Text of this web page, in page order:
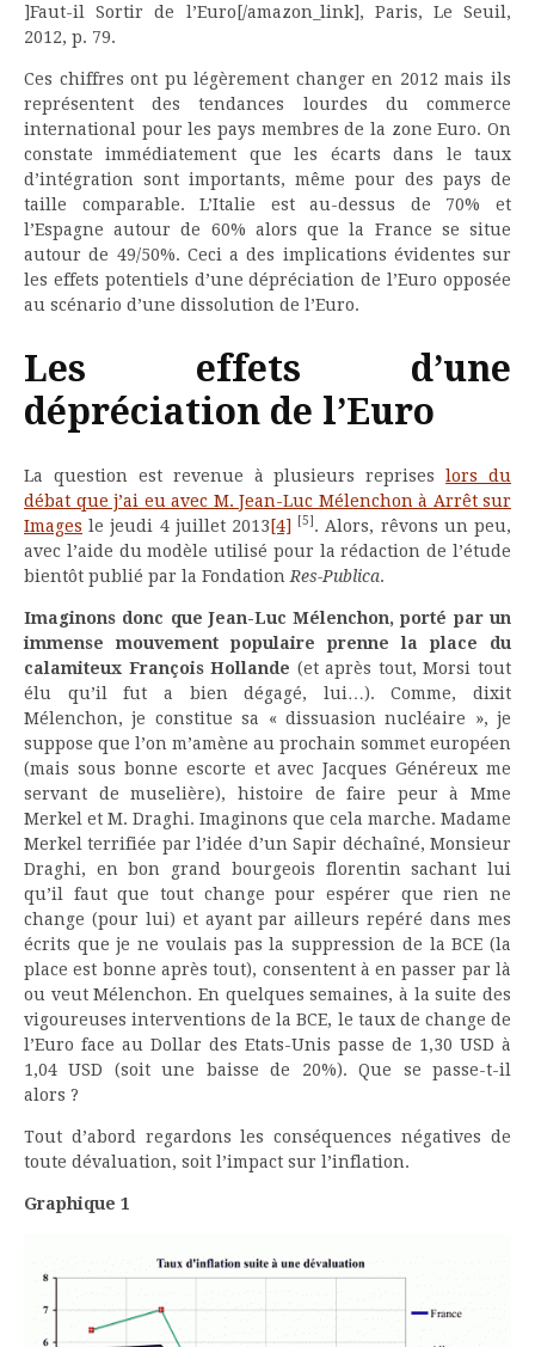
]Faut-il Sortir de l’Euro[/amazon_link], Paris, Le Seuil,
2012, p. 79.
Ces chiffres ont pu légèrement changer en 2012 mais ils
représentent des tendances lourdes du commerce
international pour les pays membres de la zone Euro. On
constate immédiatement que les écarts dans le taux
d’intégration sont importants, même pour des pays de
taille comparable. L’Italie est au-dessus de 70% et
l’Espagne autour de 60% alors que la France se situe
autour de 49/50%. Ceci a des implications évidentes sur
les effets potentiels d’une dépréciation de l’Euro opposée
au scénario d’une dissolution de l’Euro.
Les effets d’une
dépréciation de l’Euro
La question est revenue à plusieurs repriseslors du
débat que j’ai eu avec M. Jean-Luc Mélenchon à Arrêt sur
Images le jeudi 4 juillet 2013 [4] [5] . Alors, rêvons un peu,
avec l’aide du modèle utilisé pour la rédaction de l’étude
bientôt publié par la Fondation Res-Publica.
Imaginons donc que Jean-Luc Mélenchon, porté par un
immense mouvement populaire prenne la place du
calamiteux François Hollande (et après tout, Morsi tout
élu qu’il fut a bien dégagé, lui…). Comme, dixit
Mélenchon, je constitue sa « dissuasion nucléaire », je
suppose que l’on m’amène au prochain sommet européen
(mais sous bonne escorte et avec Jacques Généreux me
servant de muselière), histoire de faire peur à Mme
Merkel et M. Draghi. Imaginons que cela marche. Madame
Merkel terrifiée par l’idée d’un Sapir déchaîné, Monsieur
Draghi, en bon grand bourgeois florentin sachant lui
qu’il faut que tout change pour espérer que rien ne
change (pour lui) et ayant par ailleurs repéré dans mes
écrits que je ne voulais pas la suppression de la BCE (la
place est bonne après tout), consentent à en passer par là
ou veut Mélenchon. En quelques semaines, à la suite des
vigoureuses interventions de la BCE, le taux de change de
l’Euro face au Dollar des Etats-Unis passe de 1,30 USD à
1,04 USD (soit une baisse de 20%). Que se passe-t-il
alors ?
Tout d’abord regardons les conséquences négatives de
toute dévaluation, soit l’impact sur l’inflation.
Graphique 1